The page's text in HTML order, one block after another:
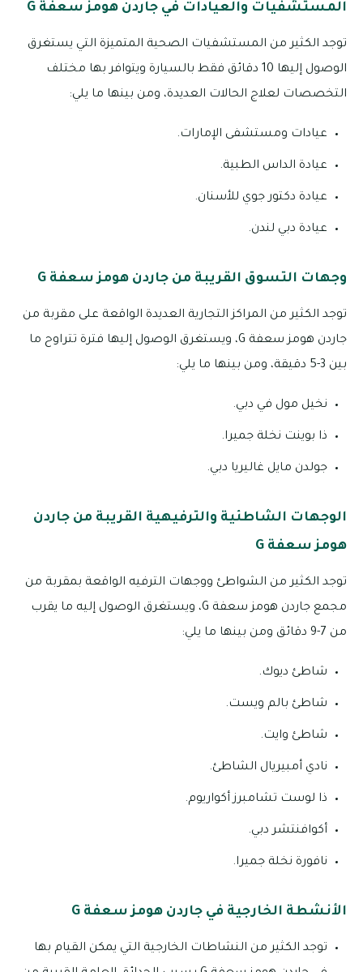
المستشفيات والعيادات في جاردن هومز سعفة G
توجد الكثير من المستشفيات الصحية المتميزة التي يستغرق
الوصول إليها 10 دقائق فقط بالسيارة ويتوافر بها مختلف
التخصصات لعلاج الحالات العديدة، ومن بينها ما يلي:
عيادات ومستشفى الإمارات.
عيادة الداس الطبية.
عيادة دكتور جوي للأسنان.
عيادة دبي لندن.
وجهات التسوق القريبة من جاردن هومز سعفة G
توجد الكثير من المراكز التجارية العديدة الواقعة على مقربة من
جاردن هومز سعفة G، ويستغرق الوصول إليها فترة تتراوح ما
بين 3-5 دقيقة، ومن بينها ما يلي:
نخيل مول في دبي.
ذا بوينت نخلة جميرا.
جولدن مايل غاليريا دبي.
الوجهات الشاطئية والترفيهية القريبة من جاردن
هومز سعفة G
توجد الكثير من الشواطئ ووجهات الترفيه الواقعة بمقربة من
مجمع جاردن هومز سعفة G، ويستغرق الوصول إليه ما يقرب
من 7-9 دقائق ومن بينها ما يلي:
شاطئ ديوك.
شاطئ بالم ويست.
شاطئ وايت.
نادي أمبيريال الشاطئ.
ذا لوست تشامبرز أكواريوم.
أكوافنتشر دبي.
نافورة نخلة جميرا.
الأنشطة الخارجية في جاردن هومز سعفة G
توجد الكثير من النشاطات الخارجية التي يمكن القيام بها